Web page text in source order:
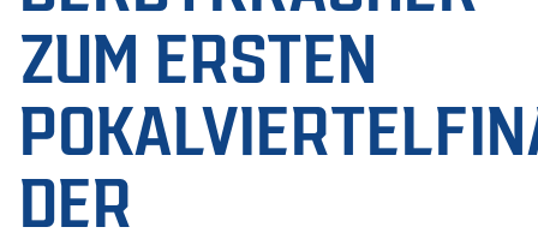
ZUM ERSTEN
DER